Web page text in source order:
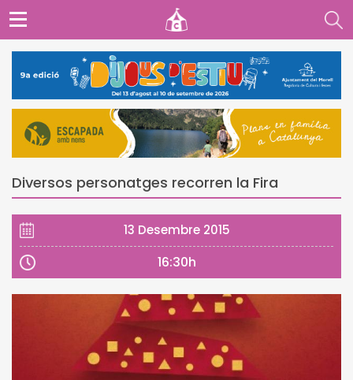
Diversos personatges recorren la Fira
13 Desembre 2015
16:30h